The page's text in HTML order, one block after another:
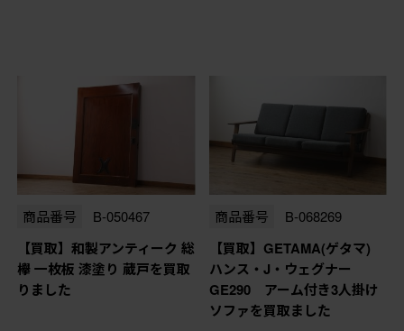
商品番号 B-050467
【買取】和製アンティーク 総
欅 一枚板 漆塗り 蔵戸を買取
りました
商品番号 B-068269
【買取】GETAMA(ゲタマ)
ハンス・J・ウェグナー
GE290 アーム付き3人掛け
ソファを買取ました